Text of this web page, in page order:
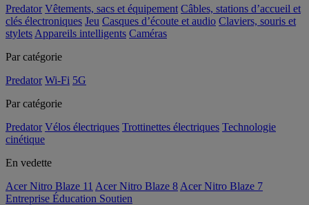
Predator Vêtements, sacs et équipement Câbles, stations d’accueil et
clés électroniques Jeu Casques d’écoute et audio Claviers, souris et
stylets Appareils intelligents Caméras
Par catégorie
Predator Wi-Fi 5G
Par catégorie
Predator Vélos électriques Trottinettes électriques Technologie
cinétique
En vedette
Acer Nitro Blaze 11 Acer Nitro Blaze 8 Acer Nitro Blaze 7
Entreprise Éducation Soutien